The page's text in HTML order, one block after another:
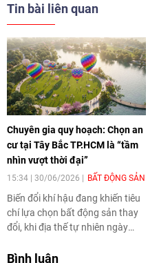
Tin bài liên quan
Chuyên gia quy hoạch: Chọn an
cư tại Tây Bắc TP.HCM là “tầm
nhìn vượt thời đại”
15:34 | 30/06/2026 BẤT ĐỘNG SẢN
Biến đổi khí hậu đang khiến tiêu
chí lựa chọn bất động sản thay
đổi, khi địa thế tự nhiên ngày
giá trị tài sản trong dài hạn.
Bình luận